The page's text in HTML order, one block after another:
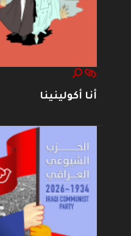
أنا أكولينينا